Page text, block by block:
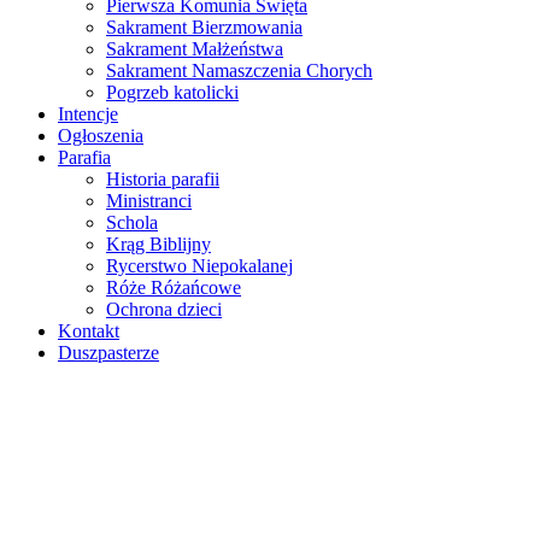
Pierwsza Komunia Święta
Sakrament Bierzmowania
Sakrament Małżeństwa
Sakrament Namaszczenia Chorych
Pogrzeb katolicki
Intencje
Ogłoszenia
Parafia
Historia parafii
Ministranci
Schola
Krąg Biblijny
Rycerstwo Niepokalanej
Róże Różańcowe
Ochrona dzieci
Kontakt
Duszpasterze